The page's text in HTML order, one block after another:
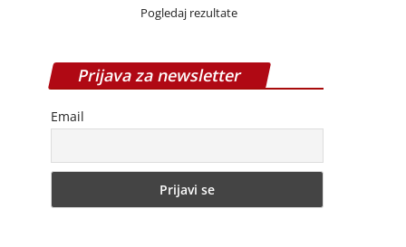
Pogledaj rezultate
Prijava za newsletter
Email